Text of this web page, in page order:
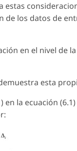
estas
de los datos de
en el nivel de
esta
en la ecuación